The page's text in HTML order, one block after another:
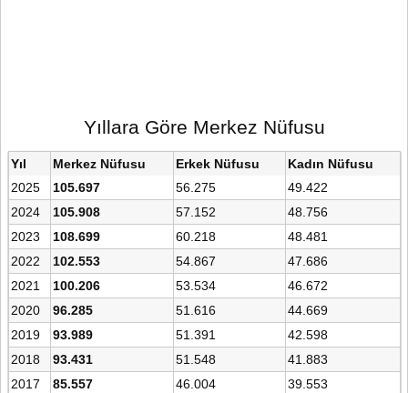
Yıllara Göre Merkez Nüfusu
Yıl Merkez Nüfusu Erkek Nüfusu
Kadın Nüfusu
2025
105.697 56.275
49.422
2024
105.908 57.152
48.756
2023
108.699 60.218
48.481
2022
102.553 54.867
47.686
2021
100.206 53.534
46.672
2020
96.285 51.616
44.669
2019
93.989 51.391
42.598
2018
93.431 51.548
41.883
2017
85.557 46.004
39.553